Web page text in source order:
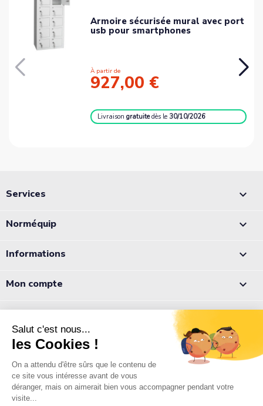
Armoire sécurisée mural avec port
usb pour smartphones
À partir de
927,00 €
Livraisongratuite dès le30/10/2026
Services 
Norméquip 
Informations 
Mon compte 
05 56 78 78 10
Notre équipe est à votre écoute du lundi au jeudi de 8h à 12h et
de 13h à 18h et le vendredi de 8h à 12h et de 13h à 17h.
Normequip
9 rue Pierre Paul de Riquet